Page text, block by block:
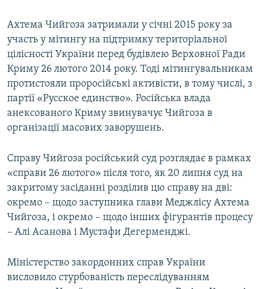
Ахтема Чийгоза затримали у січні 2015 року за
участь у мітингу на підтримку територіальної
цілісності України перед будівлею Верховної Ради
Криму 26 лютого 2014 року. Тоді мітингувальникам
протистояли проросійські активісти, в тому числі, з
партії «Русское единство». Російська влада
анексованого Криму звинувачує Чийгоза в
організації масових заворушень.
Справу Чийгоза російський суд розглядає в рамках
«справи 26 лютого» після того, як 20 липня суд на
закритому засіданні розділив цю справу на дві:
окремо – щодо заступника глави Меджлісу Ахтема
Чийгоза, і окремо – щодо інших фігурантів процесу
– Алі Асанова і Мустафи Дегерменджі.
Міністерство закордонних справ України
висловило стурбованість переслідуванням